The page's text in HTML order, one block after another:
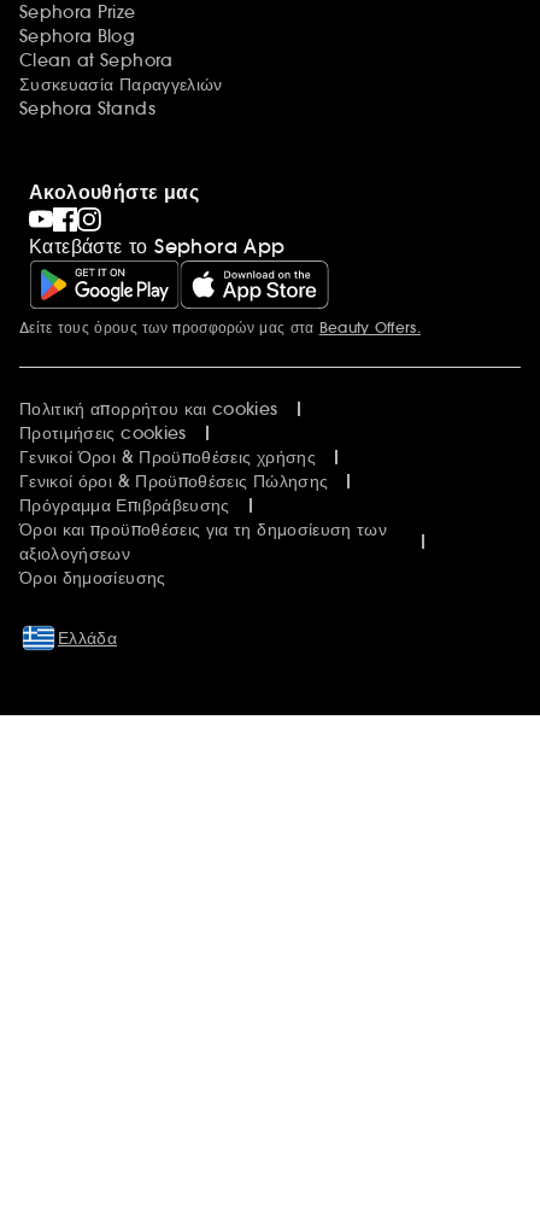
Sephora Prize
Sephora Blog
Clean at Sephora
Συσκευασία Παραγγελιών
Sephora Stands
Ακολουθήστε μας
Κατεβάστε το Sephora App
Περισσότερες πληροφορίες
Δείτε τους όρους των προσφορών μας στα Beauty Offers.
Πολιτική απορρήτου και cookies
Προτιμήσεις cookies
Γενικοί Όροι & Προϋποθέσεις χρήσης
Γενικοί όροι & Προϋποθέσεις Πώλησης
Πρόγραμμα Επιβράβευσης
Όροι και προϋποθέσεις για τη δημοσίευση των
αξιολογήσεων
Όροι δημοσίευσης
Ελλάδα